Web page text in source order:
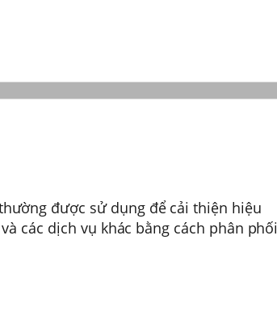
được sử dụng để cải thiện hiệu
các dịch vụ khác bằng cách phân phối